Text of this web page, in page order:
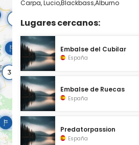
Carpa, Lucio,Blackbass,Alburno
Lugares cercanos:
Embalse del Cubilar
España
Embalse de Ruecas
España
Predatorpassion
España